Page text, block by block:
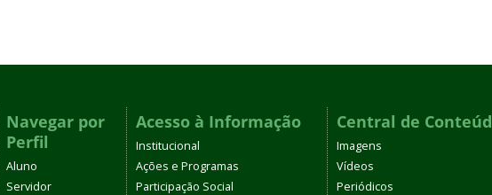
Navegar por
Perfil
Aluno
Servidor
Acesso à Informação
Institucional
Ações e Programas
Participação Social
Central de
Imagens
Vídeos
Periódicos